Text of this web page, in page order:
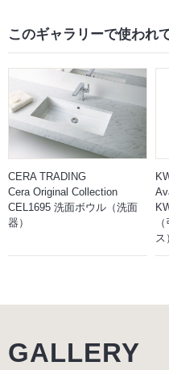
このギャラリーで使われ
CERA TRADING
Cera Original Collection
CEL1695 洗面ボウル（洗面
器）
ス）
GALLERY